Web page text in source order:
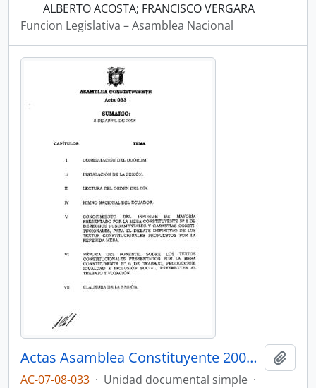
ALBERTO ACOSTA; FRANCISCO VERGARA
Funcion Legislativa – Asamblea Nacional
Actas Asamblea Constituyente 2007-2008
AC-07-08-033 · Unidad documental simple ·